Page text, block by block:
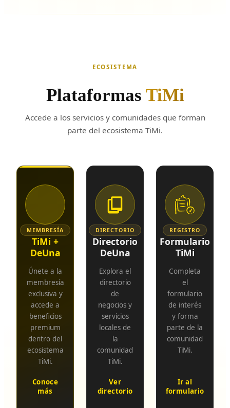
ECOSISTEMA
Plataformas TiMi
Accede a los servicios y comunidades que forman
parte del ecosistema TiMi.
MEMBRESÍA
TiMi +
DeUna
Únete a la
membresía
exclusiva y
accede a
beneficios
premium
dentro del
ecosistema
TiMi.
Conoce
más
DIRECTORIO
Directorio
DeUna
Explora el
directorio
de
negocios y
servicios
locales de
la
comunidad
TiMi.
Ver
directorio
REGISTRO
Formulario
TiMi
Completa
el
formulario
de interés
y forma
parte de la
comunidad
TiMi.
Ir al
formulario